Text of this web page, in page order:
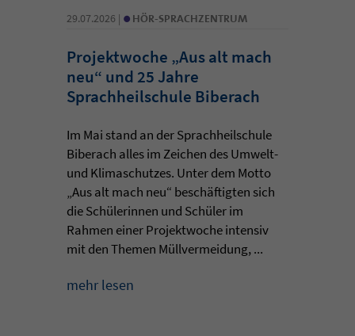
29.07.2026 | • HÖR-SPRACHZENTRUM
Projektwoche „Aus alt mach
neu“ und 25 Jahre
Sprachheilschule Biberach
Im Mai stand an der Sprachheilschule
Biberach alles im Zeichen des Umwelt-
und Klimaschutzes. Unter dem Motto
„Aus alt mach neu“ beschäftigten sich
die Schülerinnen und Schüler im
Rahmen einer Projektwoche intensiv
mit den Themen Müllvermeidung, ...
mehr lesen